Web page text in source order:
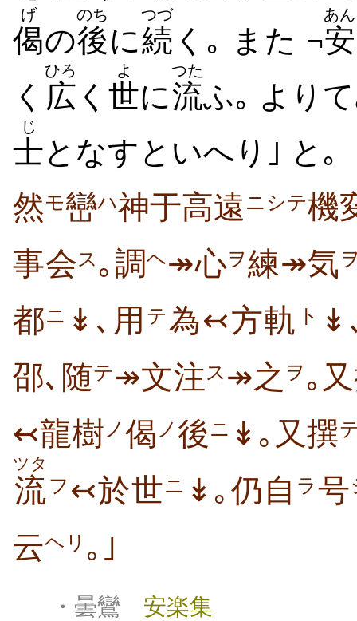
偈
げ
の後
のち
に続
つづ
く｡ また ¬
あ
く 広
ひろ
く 世
よ
に流
つた
ふ｡ より
士
じ
となすといへり｣ と｡
然モ巒ハ神于高遠 ニシテ機
事会 ス ｡調 ヘ↠心ヲ練↠気
都ニ ↡､用 テ為↢方軌 ト
↡
邵､随テ↠文注 ス ↠之 ヲ ｡
↢龍樹 ノ 偈 ノ 後ニ ↡｡又撰
流
ツタ
フ ↢於世ニ ↡｡仍自 ラ 号
云ヘリ ｡｣
・曇鸞 安楽集